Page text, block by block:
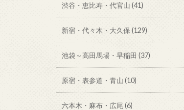
渋谷・恵比寿・代官山 (41)
新宿・代々木・大久保 (129)
池袋～高田馬場・早稲田 (37)
原宿・表参道・青山 (10)
六本木・麻布・広尾 (6)